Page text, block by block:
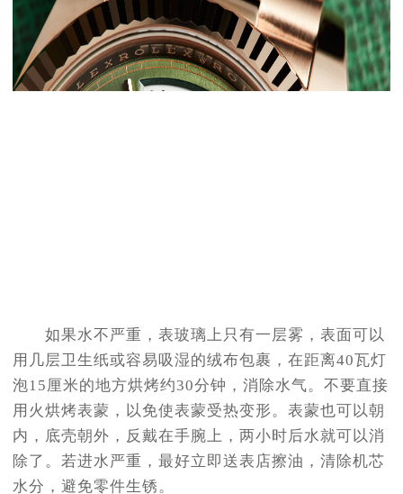
如果水不严重，表玻璃上只有一层雾，表面可以
用几层卫生纸或容易吸湿的绒布包裹，在距离40瓦灯
泡15厘米的地方烘烤约30分钟，消除水气。不要直接
用火烘烤表蒙，以免使表蒙受热变形。表蒙也可以朝
内，底壳朝外，反戴在手腕上，两小时后水就可以消
除了。若进水严重，最好立即送表店擦油，清除机芯
水分，避免零件生锈。